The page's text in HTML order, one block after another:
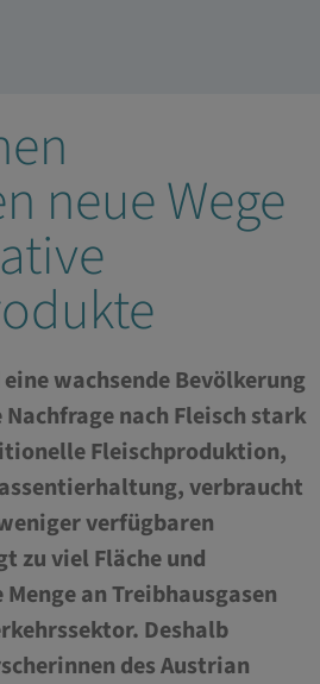
neue Wege
wachsende Bevölkerung
nach Fleisch stark
Fleischproduktion,
verbraucht
verfügbaren
zu viel Fläche und
an Treibhausgasen
Deshalb
des Austrian